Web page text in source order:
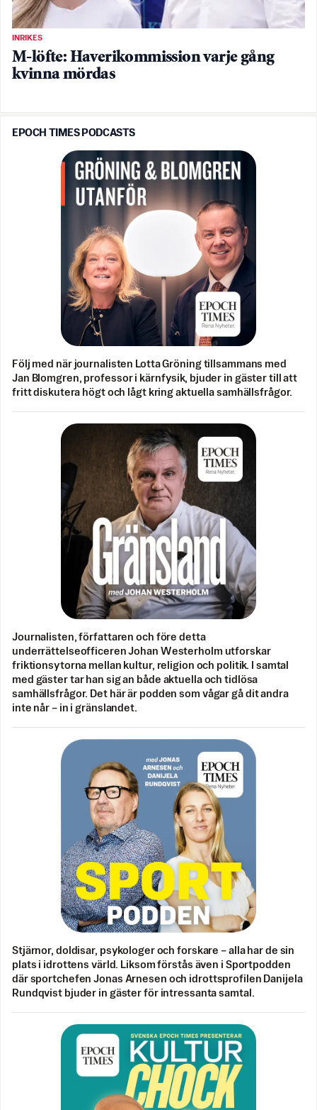
INRIKES
M-löfte: Haverikommission varje gång
kvinna mördas
EPOCH TIMES PODCASTS
Följ med när journalisten Lotta Gröning tillsammans med
Jan Blomgren, professor i kärnfysik, bjuder in gäster till att
fritt diskutera högt och lågt kring aktuella samhällsfrågor.
Journalisten, författaren och före detta
underrättelseofficeren Johan Westerholm utforskar
friktionsytorna mellan kultur, religion och politik. I samtal
med gäster tar han sig an både aktuella och tidlösa
samhällsfrågor. Det här är podden som vågar gå dit andra
inte når – in i gränslandet.
Stjärnor, doldisar, psykologer och forskare – alla har de sin
plats i idrottens värld. Liksom förstås även i Sportpodden
där sportchefen Jonas Arnesen och idrottsprofilen Danijela
Rundqvist bjuder in gäster för intressanta samtal.